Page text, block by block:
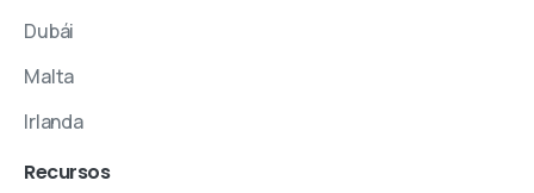
Dubái
Malta
Irlanda
Recursos